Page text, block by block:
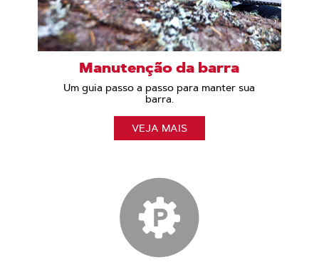
Manutenção da barra
Um guia passo a passo para manter sua
barra.
VEJA MAIS